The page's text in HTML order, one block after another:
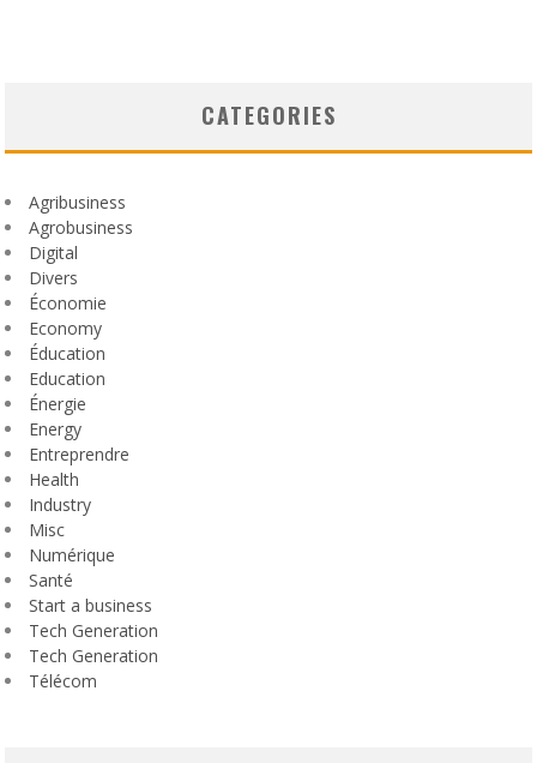
CATEGORIES
Agribusiness
Agrobusiness
Digital
Divers
Économie
Economy
Éducation
Education
Énergie
Energy
Entreprendre
Health
Industry
Misc
Numérique
Santé
Start a business
Tech Generation
Tech Generation
Télécom